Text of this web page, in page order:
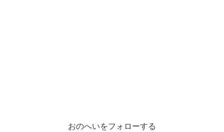
おのへいをフォローする